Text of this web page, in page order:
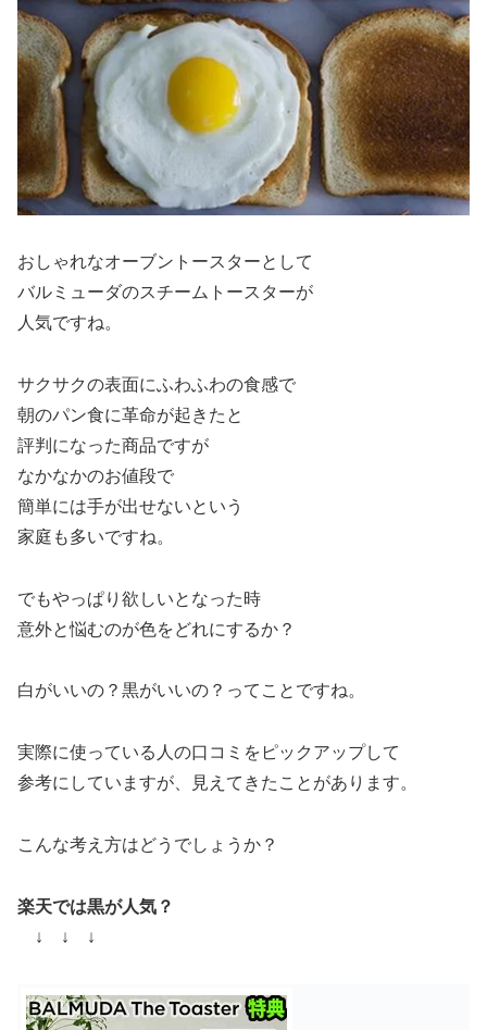
おしゃれなオーブントースターとして
バルミューダのスチームトースターが
人気ですね。
サクサクの表面にふわふわの食感で
朝のパン食に革命が起きたと
評判になった商品ですが
なかなかのお値段で
簡単には手が出せないという
家庭も多いですね。
でもやっぱり欲しいとなった時
意外と悩むのが色をどれにするか？
白がいいの？黒がいいの？ってことですね。
実際に使っている人の口コミをピックアップして
参考にしていますが、見えてきたことがあります。
こんな考え方はどうでしょうか？
楽天では黒が人気？
↓ ↓ ↓